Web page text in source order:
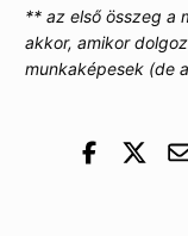
** az első összeg a
akkor, amikor
munkaképesek (de